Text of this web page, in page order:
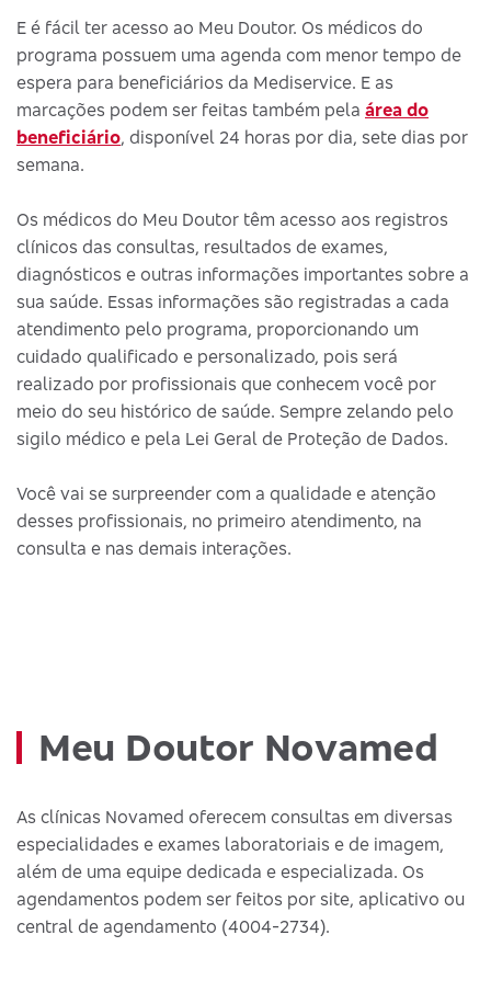
E é fácil ter acesso ao Meu Doutor. Os médicos do
programa possuem uma agenda com menor tempo de
espera para beneficiários da Mediservice. E as
marcações podem ser feitas também pela área do
beneficiário, disponível 24 horas por dia, sete dias por
semana.
Os médicos do Meu Doutor têm acesso aos registros
clínicos das consultas, resultados de exames,
diagnósticos e outras informações importantes sobre a
sua saúde. Essas informações são registradas a cada
atendimento pelo programa, proporcionando um
cuidado qualificado e personalizado, pois será
realizado por profissionais que conhecem você por
meio do seu histórico de saúde. Sempre zelando pelo
sigilo médico e pela Lei Geral de Proteção de Dados.
Você vai se surpreender com a qualidade e atenção
desses profissionais, no primeiro atendimento, na
consulta e nas demais interações.
Meu Doutor Novamed
As clínicas Novamed oferecem consultas em diversas
especialidades e exames laboratoriais e de imagem,
além de uma equipe dedicada e especializada. Os
agendamentos podem ser feitos por site, aplicativo ou
central de agendamento (4004-2734).